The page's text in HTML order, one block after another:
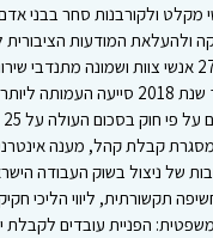
ולקורבנות סחר בבני
קבלת קהל, מענה
של ניצול בשוק העבודה
תקשורתית, ליווי הליכי
משפטית: הפניית עובדים